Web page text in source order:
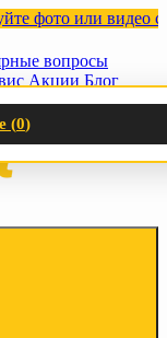
или видео с
вопросы
Акции Блог
(0)